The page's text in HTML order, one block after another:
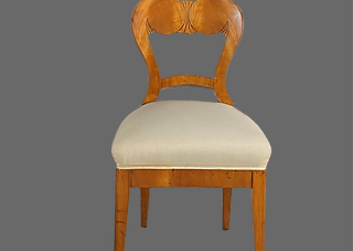
wurde mit Wurzelmaser furniert
und die Rundstäbe ebonisiert.
Guter Erhaltungszustand, auch der
Polster.
Höhe 95  cm
3.900.-
Art.gu309